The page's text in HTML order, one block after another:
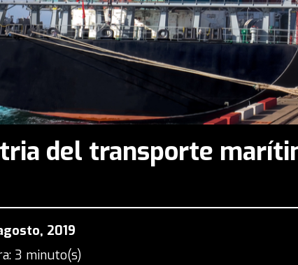
del transporte
2019
3 minuto(s)